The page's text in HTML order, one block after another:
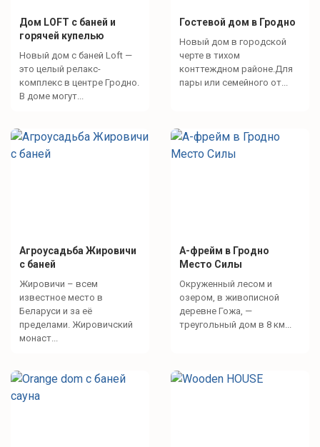
Дом LOFT c баней и
горячей купелью
Новый дом с баней Loft —
это целый релакс-
комплекс в центре Гродно.
В доме могут...
Гостевой дом в Гродно
Новый дом в городской
черте в тихом
конттеждном районе.Для
пары или семейного от...
Агроусадьба Жировичи
с баней
Жировичи – всем
известное место в
Беларуси и за её
пределами. Жировичский
монаст...
A-фрейм в Гродно
Место Силы
Окруженный лесом и
озером, в живописной
деревне Гожа, —
треугольный дом в 8 км...